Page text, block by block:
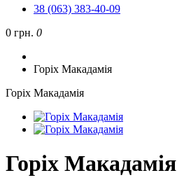
38 (063) 383-40-09
0 грн. 0
Горіх Макадамія
Горіх Макадамія
Горіх Макадамія